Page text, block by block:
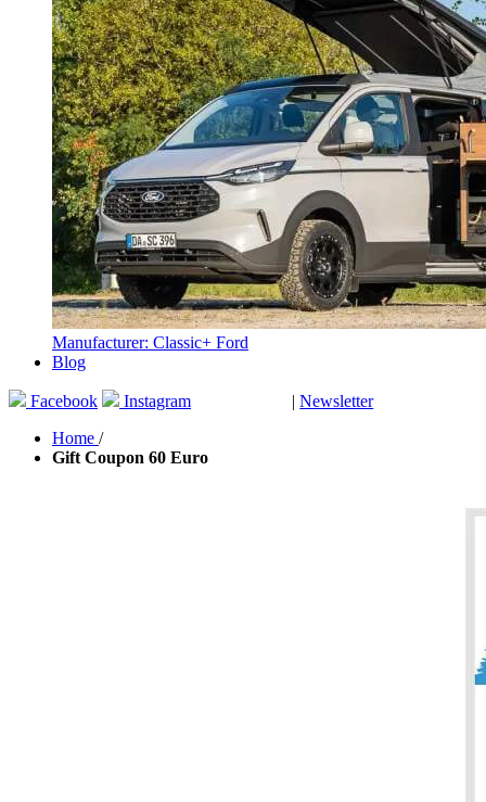
Manufacturer: Classic+ Ford
Blog
Facebook Instagram | Newsletter
Home /
Gift Coupon 60 Euro